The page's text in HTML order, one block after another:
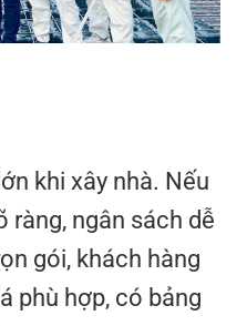
khi xây nhà. Nếu
ràng, ngân sách dễ
gói, khách hàng
phù hợp, có bảng